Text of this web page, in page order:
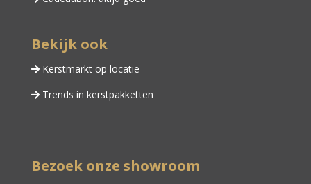
Bekijk ook
Kerstmarkt op locatie
Trends in kerstpakketten
Bezoek onze showroom